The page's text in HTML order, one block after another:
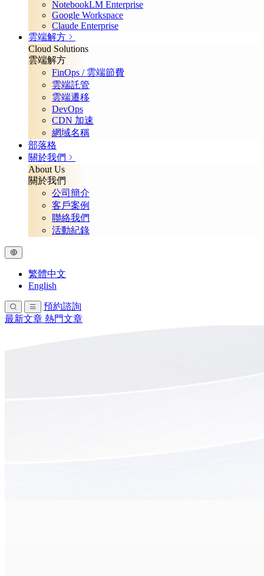
NotebookLM Enterprise
Google Workspace
Claude Enterprise
雲端解方
Cloud Solutions
雲端解方
FinOps / 雲端節費
雲端託管
雲端遷移
DevOps
CDN 加速
網域名稱
部落格
關於我們
About Us
關於我們
公司簡介
客戶案例
聯絡我們
活動紀錄
繁體中文
English
預約諮詢
最新文章 熱門文章